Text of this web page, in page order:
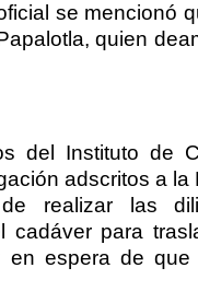
se mencionó
quien
del Instituto de
adscritos a
realizar las
cadáver para
en espera de